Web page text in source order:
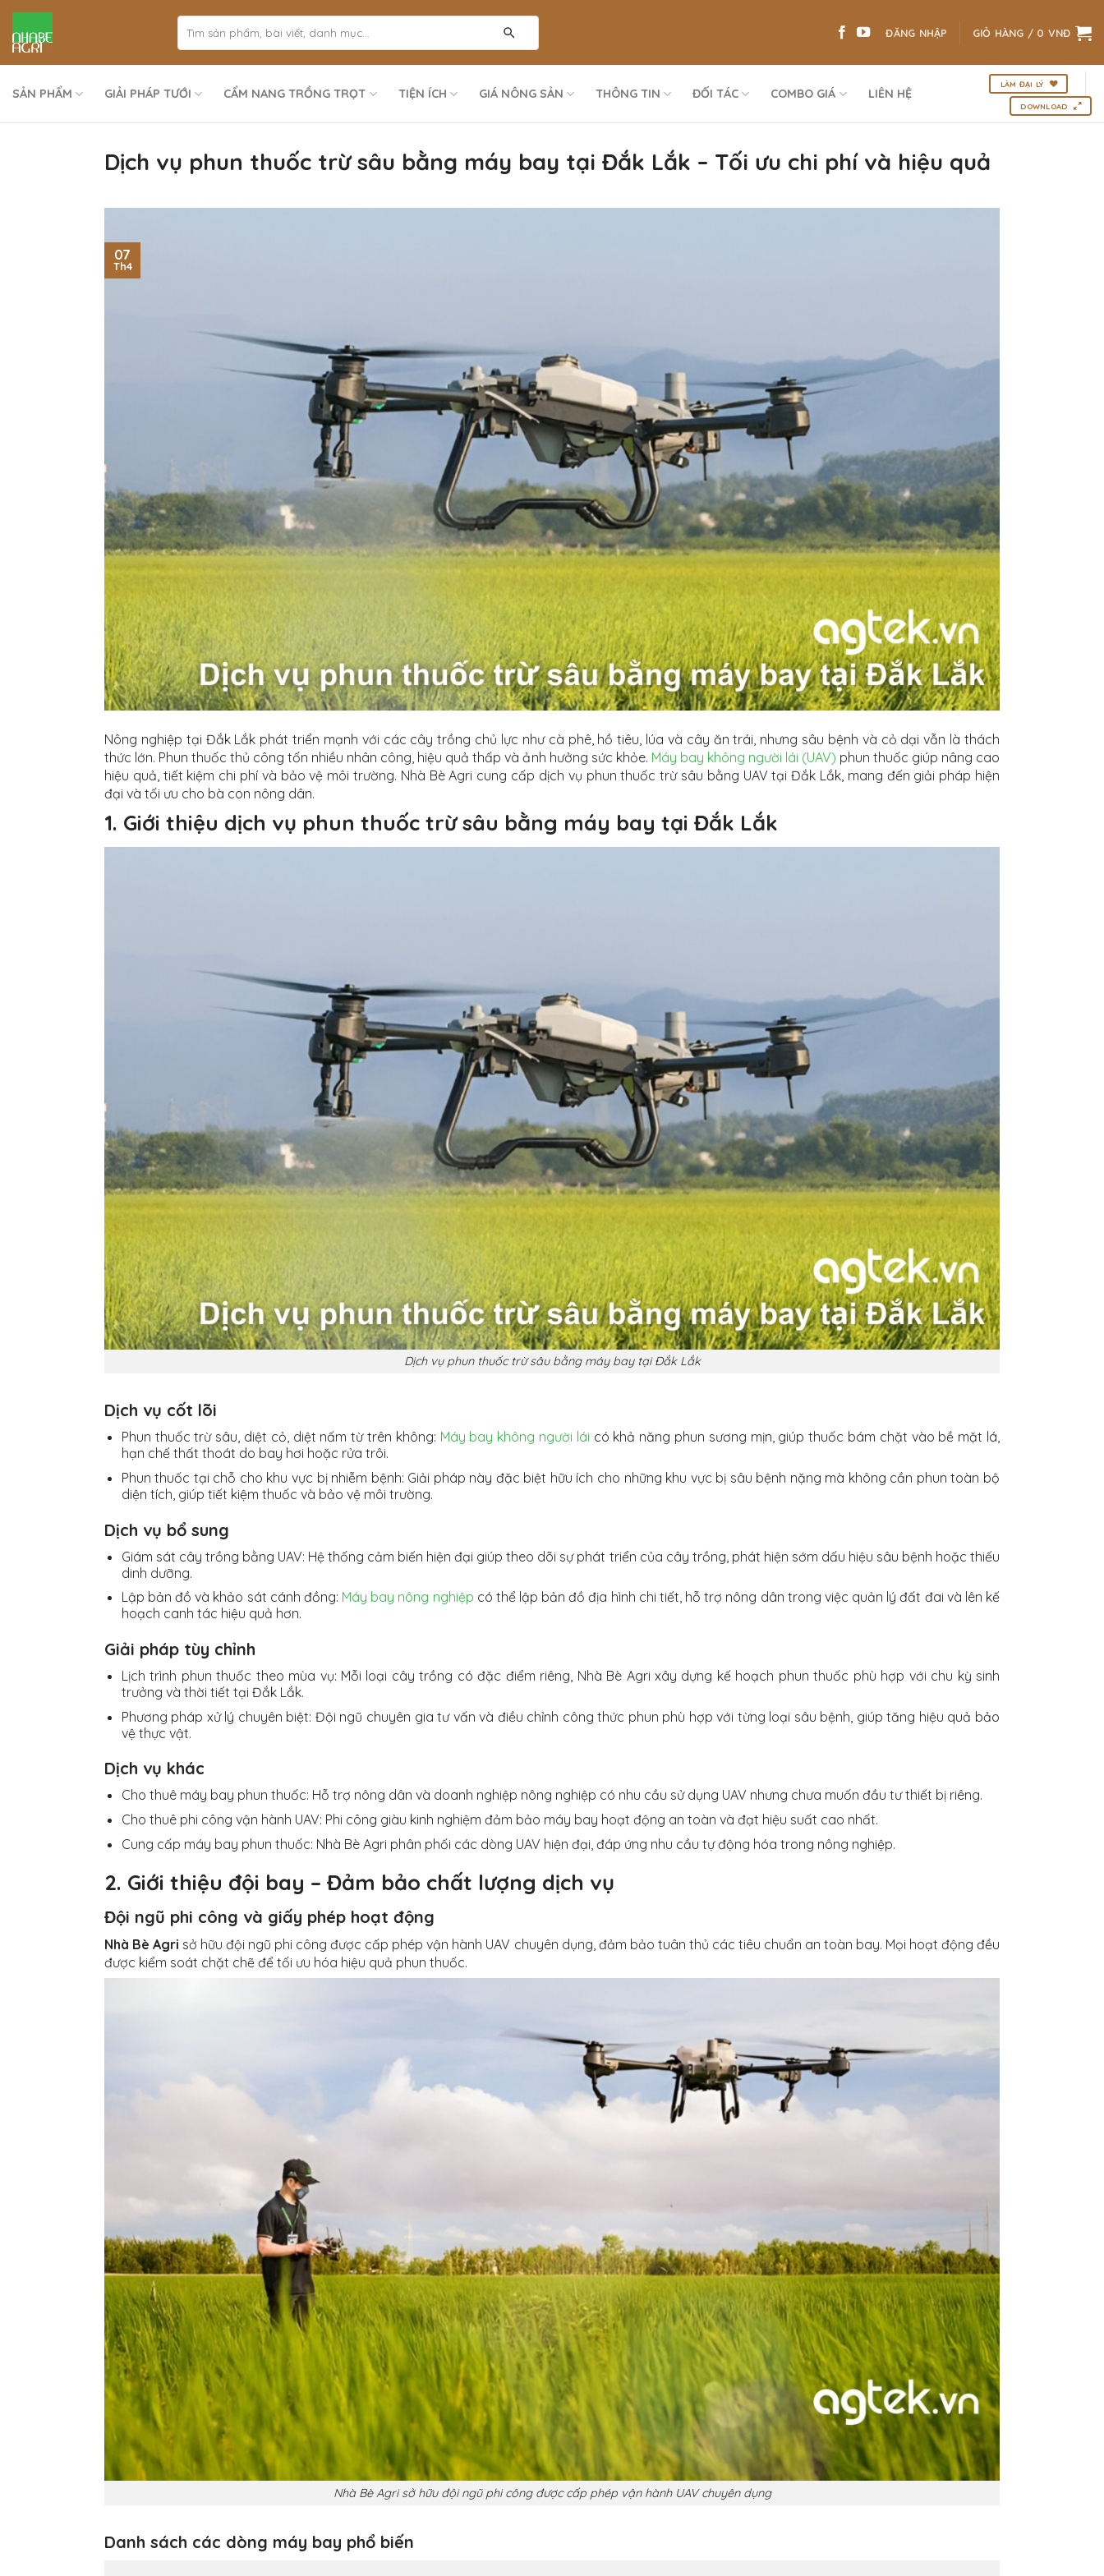
nội
dung
ĐĂNG NHẬP GIỎ HÀNG / 0 VNĐ
SẢN PHẨM GIẢI PHÁP TƯỚI CẨM NANG TRỒNG TRỌT TIỆN ÍCH GIÁ NÔNG SẢN THÔNG TIN ĐỐI TÁC COMBO GIÁ LIÊN HỆ
LÀM ĐẠI LÝ
DOWNLOAD
Dịch vụ phun thuốc trừ sâu bằng máy bay tại Đắk Lắk – Tối ưu chi phí và hiệu quả
07
Th4
Nông nghiệp tại Đắk Lắk phát triển mạnh với các cây trồng chủ lực như cà phê, hồ tiêu, lúa và cây ăn trái, nhưng sâu bệnh và cỏ dại vẫn là thách
thức lớn. Phun thuốc thủ công tốn nhiều nhân công, hiệu quả thấp và ảnh hưởng sức khỏe. Máy bay không người lái (UAV) phun thuốc giúp nâng cao
hiệu quả, tiết kiệm chi phí và bảo vệ môi trường. Nhà Bè Agri cung cấp dịch vụ phun thuốc trừ sâu bằng UAV tại Đắk Lắk, mang đến giải pháp hiện
đại và tối ưu cho bà con nông dân.
1. Giới thiệu dịch vụ phun thuốc trừ sâu bằng máy bay tại Đắk Lắk
Dịch vụ phun thuốc trừ sâu bằng máy bay tại Đắk Lắk
Dịch vụ cốt lõi
Phun thuốc trừ sâu, diệt cỏ, diệt nấm từ trên không: Máy bay không người lái có khả năng phun sương mịn, giúp thuốc bám chặt vào bề mặt lá,
hạn chế thất thoát do bay hơi hoặc rửa trôi.
Phun thuốc tại chỗ cho khu vực bị nhiễm bệnh: Giải pháp này đặc biệt hữu ích cho những khu vực bị sâu bệnh nặng mà không cần phun toàn bộ
diện tích, giúp tiết kiệm thuốc và bảo vệ môi trường.
Dịch vụ bổ sung
Giám sát cây trồng bằng UAV: Hệ thống cảm biến hiện đại giúp theo dõi sự phát triển của cây trồng, phát hiện sớm dấu hiệu sâu bệnh hoặc thiếu
dinh dưỡng.
Lập bản đồ và khảo sát cánh đồng: Máy bay nông nghiệp có thể lập bản đồ địa hình chi tiết, hỗ trợ nông dân trong việc quản lý đất đai và lên kế
hoạch canh tác hiệu quả hơn.
Giải pháp tùy chỉnh
Lịch trình phun thuốc theo mùa vụ: Mỗi loại cây trồng có đặc điểm riêng, Nhà Bè Agri xây dựng kế hoạch phun thuốc phù hợp với chu kỳ sinh
trưởng và thời tiết tại Đắk Lắk.
Phương pháp xử lý chuyên biệt: Đội ngũ chuyên gia tư vấn và điều chỉnh công thức phun phù hợp với từng loại sâu bệnh, giúp tăng hiệu quả bảo
vệ thực vật.
Dịch vụ khác
Cho thuê máy bay phun thuốc: Hỗ trợ nông dân và doanh nghiệp nông nghiệp có nhu cầu sử dụng UAV nhưng chưa muốn đầu tư thiết bị riêng.
Cho thuê phi công vận hành UAV: Phi công giàu kinh nghiệm đảm bảo máy bay hoạt động an toàn và đạt hiệu suất cao nhất.
Cung cấp máy bay phun thuốc: Nhà Bè Agri phân phối các dòng UAV hiện đại, đáp ứng nhu cầu tự động hóa trong nông nghiệp.
2. Giới thiệu đội bay – Đảm bảo chất lượng dịch vụ
Đội ngũ phi công và giấy phép hoạt động
Nhà Bè Agri sở hữu đội ngũ phi công được cấp phép vận hành UAV chuyên dụng, đảm bảo tuân thủ các tiêu chuẩn an toàn bay. Mọi hoạt động đều
được kiểm soát chặt chẽ để tối ưu hóa hiệu quả phun thuốc.
Nhà Bè Agri sở hữu đội ngũ phi công được cấp phép vận hành UAV chuyên dụng
Danh sách các dòng máy bay phổ biến